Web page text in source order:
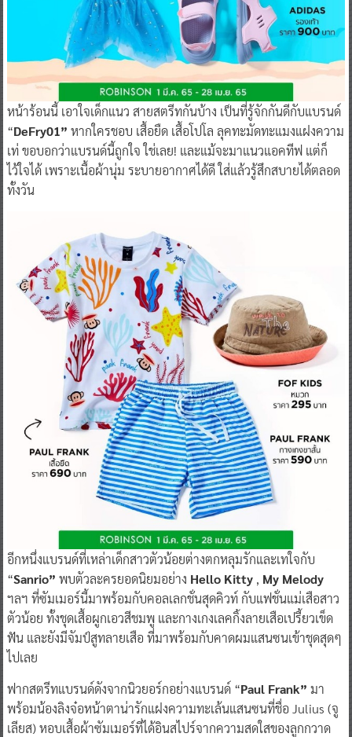
หน้าร้อนนี้ เอาใจเด็กแนว สายสตรีทกันบ้าง เป็นที่รู้จักกันดีกับแบรนด์
“DeFry01” หากใครชอบ เสื้อยืด เสื้อโปโล ลุคทะมัดทะแมงแฝงความ
เท่ ขอบอกว่าแบรนด์นี้ถูกใจ ใช่เลย! และแม้จะมาแนวแอคทีฟ แต่ก็
ไว้ใจได้ เพราะเนื้อผ้านุ่ม ระบายอากาศได้ดี ใส่แล้วรู้สึกสบายได้ตลอด
ทั้งวัน
อีกหนึ่งแบรนด์ที่เหล่าเด็กสาวตัวน้อยต่างตกหลุมรักและเทใจกับ
“Sanrio” พบตัวละครยอดนิยมอย่าง Hello Kitty, My Melody
ฯลฯ ที่ซัมเมอร์นี้มาพร้อมกับคอลเลกชั่นสุดคิวท์ กับแฟชั่นแม่เสือสาว
ตัวน้อย ทั้งชุดเสื้อผูกเอวสีชมพู และกางเกงเลคกิ้งลายเสือเปรี้ยวเข็ด
ฟัน และยังมีจัมป์สูทลายเสือ ที่มาพร้อมกับคาดผมแสนซนเข้าชุดสุดๆ
ไปเลย
ฟากสตรีทแบรนด์ดังจากนิวยอร์กอย่างแบรนด์ “Paul Frank” มา
พร้อมน้องลิงจ๋อหน้าตาน่ารักแฝงความทะเล้นแสนซนที่ชื่อ Julius (จู
เลียส) หอบเสื้อผ้าซัมเมอร์ที่ได้อินสไปร์จากความสดใสของลูกกวาด